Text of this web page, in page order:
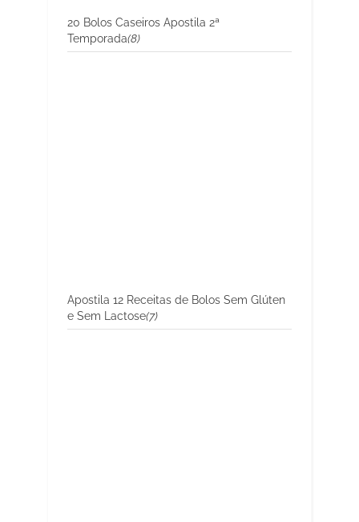
20 Bolos Caseiros Apostila 2ª
Temporada(8)
Apostila 12 Receitas de Bolos Sem Glúten
e Sem Lactose(7)